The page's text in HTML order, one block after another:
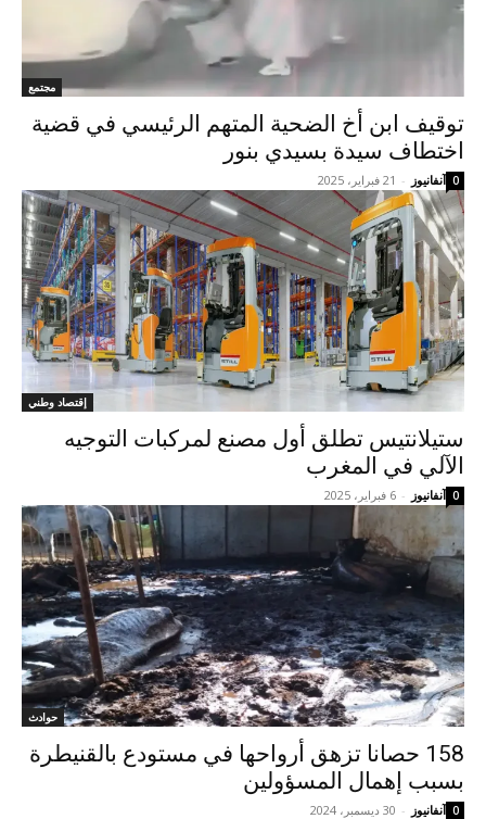
مجتمع
توقيف ابن أخ الضحية المتهم الرئيسي في قضية
اختطاف سيدة بسيدي بنور
آنفانيوز - 21 فبراير، 2025 0
إقتصاد وطني
ستيلانتيس تطلق أول مصنع لمركبات التوجيه
الآلي في المغرب
آنفانيوز - 6 فبراير، 2025 0
حوادث
158 حصانا تزهق أرواحها في مستودع بالقنيطرة
بسبب إهمال المسؤولين
آنفانيوز - 30 ديسمبر، 2024 0